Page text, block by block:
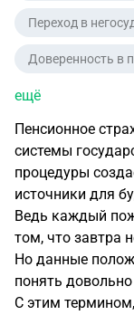
Переход в
Доверенность в
ещё
Пенсионное
системы
процедуры
источники для
Ведь каждый
том, что завтра
Но данные
понять
С этим